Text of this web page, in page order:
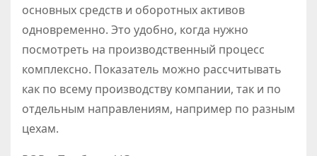
основных средств и оборотных активов
одновременно. Это удобно, когда нужно
посмотреть на производственный процесс
комплексно. Показатель можно рассчитывать
как по всему производству компании, так и по
отдельным направлениям, например по разным
цехам.